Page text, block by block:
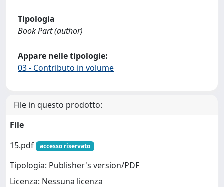
Tipologia
Book Part (author)
Appare nelle tipologie:
03 - Contributo in volume
File in questo prodotto:
File
15.pdf
accesso riservato
Tipologia: Publisher's version/PDF
Licenza: Nessuna licenza